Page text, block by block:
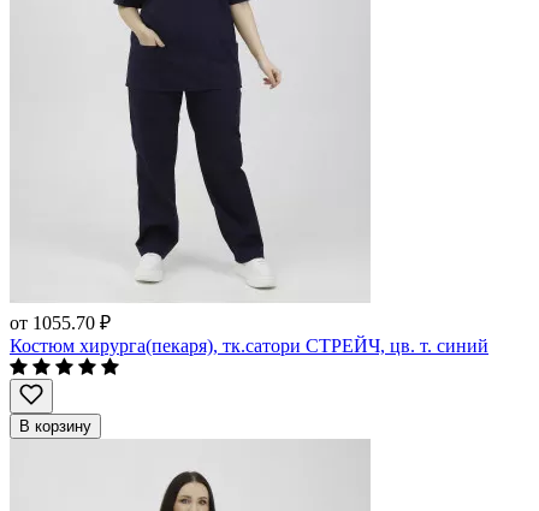
от 1055.70 ₽
Костюм хирурга(пекаря), тк.сатори СТРЕЙЧ, цв. т. синий
В корзину